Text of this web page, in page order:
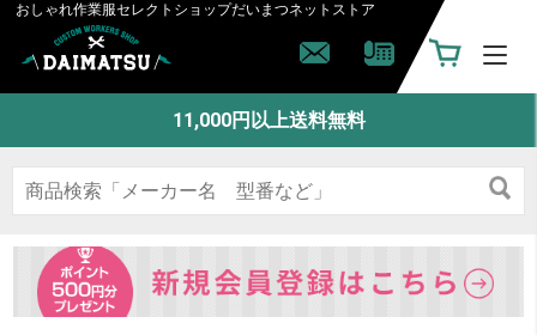
おしゃれ作業服セレクトショップだいまつネットストア
11,000円以上送料無料